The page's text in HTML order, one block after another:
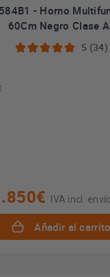
- Horno
60Cm Negro Clase
5 (34)
IVA incl.
Añadir al carrito